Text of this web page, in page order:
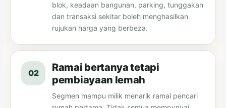
blok, keadaan bangunan, parking, tunggakan
dan transaksi sekitar boleh menghasilkan
rujukan harga yang berbeza.
02
Ramai bertanya tetapi
pembiayaan lemah
Segmen mampu milik menarik ramai pencari